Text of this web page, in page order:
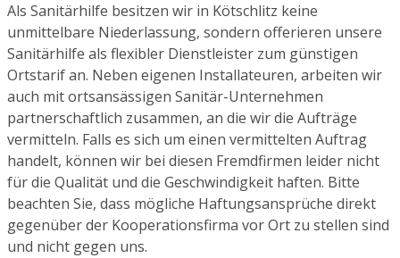
Als Sanitärhilfe besitzen wir in Kötschlitz keine
unmittelbare Niederlassung, sondern offerieren unsere
Sanitärhilfe als flexibler Dienstleister zum günstigen
Ortstarif an. Neben eigenen Installateuren, arbeiten wir
auch mit ortsansässigen Sanitär-Unternehmen
partnerschaftlich zusammen, an die wir die Aufträge
vermitteln. Falls es sich um einen vermittelten Auftrag
handelt, können wir bei diesen Fremdfirmen leider nicht
für die Qualität und die Geschwindigkeit haften. Bitte
beachten Sie, dass mögliche Haftungsansprüche direkt
gegenüber der Kooperationsfirma vor Ort zu stellen sind
und nicht gegen uns.